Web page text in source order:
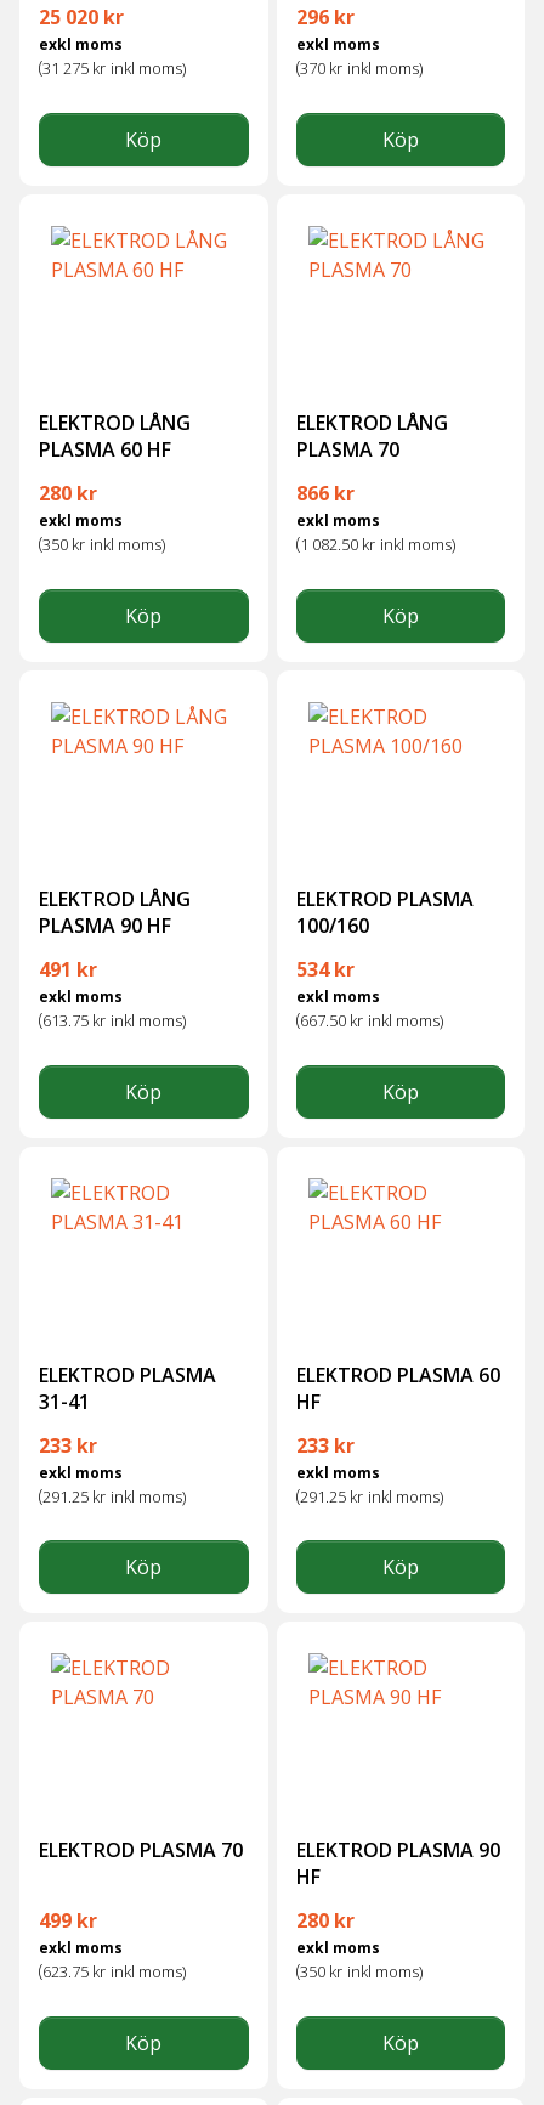
Det ursprungliga priset var: 36 174 kr.
25 020 krDet nuvarande priset är: 25 020 kr.
exkl moms
(31 275 kr inkl moms)
Köp
296 kr
exkl moms
(370 kr inkl moms)
Köp
ELEKTROD LÅNG
PLASMA 60 HF
280 kr
exkl moms
(350 kr inkl moms)
Köp
ELEKTROD LÅNG
PLASMA 70
866 kr
exkl moms
(1 082.50 kr inkl moms)
Köp
ELEKTROD LÅNG
PLASMA 90 HF
491 kr
exkl moms
(613.75 kr inkl moms)
Köp
ELEKTROD PLASMA
100/160
534kr
exkl moms
(667.50 kr inkl moms)
Köp
ELEKTROD PLASMA
31-41
233 kr
exkl moms
(291.25 kr inkl moms)
Köp
ELEKTROD PLASMA 60
HF
233 kr
exkl moms
(291.25 kr inkl moms)
Köp
ELEKTROD PLASMA 70
499 kr
exkl moms
(623.75 kr inkl moms)
Köp
ELEKTROD PLASMA 90
HF
280 kr
exkl moms
(350 kr inkl moms)
Köp